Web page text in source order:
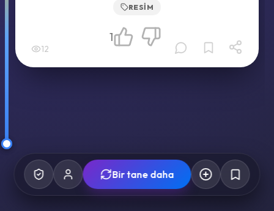
RESIM
12
1
Bir tane daha